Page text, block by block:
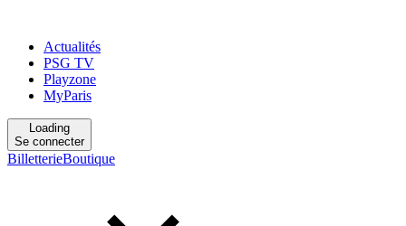
Actualités
PSG TV
Playzone
MyParis
Loading
Se connecter
BilletterieBoutique